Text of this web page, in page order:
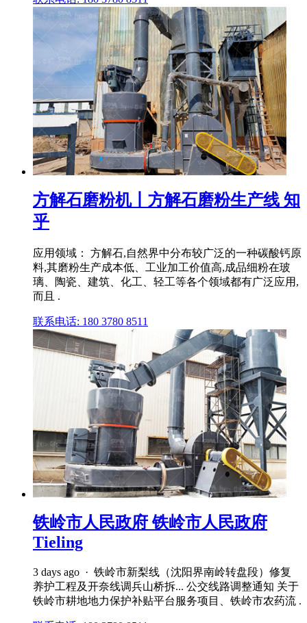
方解石磨粉机丨方解石磨粉生产线 知
乎
应用领域： 方解石,自然界中分布较广泛的一种碳酸钙原
料,其磨粉生产成本低、工业加工价值高,成品细粉在玻
璃、陶瓷、建筑、化工、轻工等各个领域都有广泛应用,
而且 .
联系电话: 180 3780 8511
铁岭市人民政府 铁岭市人民政府
Tieling
3 days ago · 铁岭市新梨线（沈阳界南岭转盘段）修复
养护工程及开奈线调兵山桥拆... 公交线路调整通知 关于
铁岭市耕地地力保护补贴平台服务项目、铁岭市农药流 .